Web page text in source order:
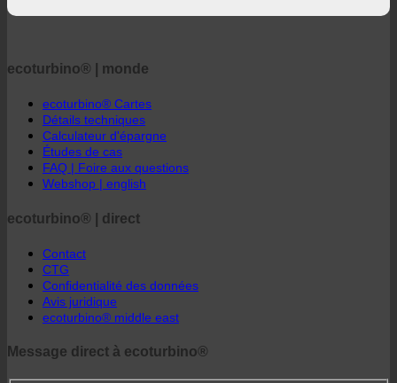
ecoturbino® | monde
ecoturbino® Cartes
Détails techniques
Calculateur d'épargne
Études de cas
FAQ | Foire aux questions
Webshop | english
ecoturbino® | direct
Contact
CTG
Confidentialité des données
Avis juridique
ecoturbino® middle east
Message direct à ecoturbino®